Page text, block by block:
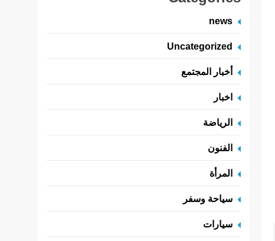
news
Uncategorized
أخبار المجتمع
اخبار
الرياضة
الفنون
المرأة
سياحة وسفر
سيارات